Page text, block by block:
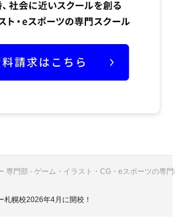
専門部 - ゲーム・イラスト・CG・eスポーツの専
札幌校2026年4月に開校！